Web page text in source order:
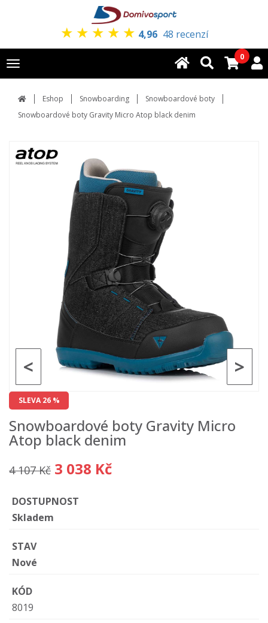
★ ★ ★ ★ ★ 4,96 48 recenzí
Toggle
navigation
0
Eshop Snowboarding
Snowboardové boty
Snowboardové boty Gravity Micro Atop black denim
>
<
SLEVA 26 %
Snowboardové boty Gravity Micro
Atop black denim
4 107 Kč 3 038 Kč
DOSTUPNOST
Skladem
STAV
Nové
KÓD
8019